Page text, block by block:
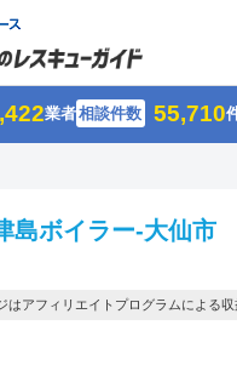
業者相談件数 55,710
島ボイラー-大仙市
アフィリエイトプログラムによる収